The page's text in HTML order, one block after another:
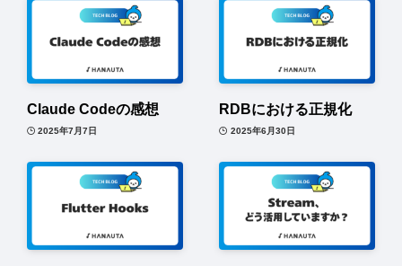
Claude Codeの感想
2025年7月7日
RDBにおける正規化
2025年6月30日